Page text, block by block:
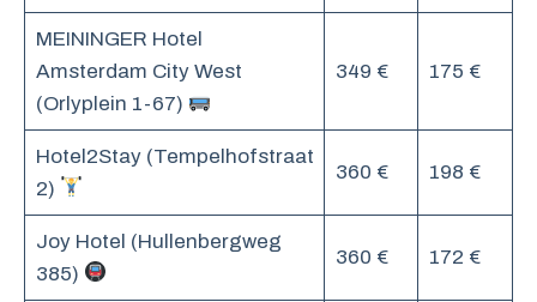
MEININGER Hotel
Amsterdam City West
(Orlyplein 1-67)
349 € 175 €
Hotel2Stay (Tempelhofstraat
2)
360 € 198 €
Joy Hotel (Hullenbergweg
385)
360 € 172 €